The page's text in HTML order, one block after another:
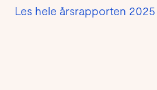
Les hele årsrapporten